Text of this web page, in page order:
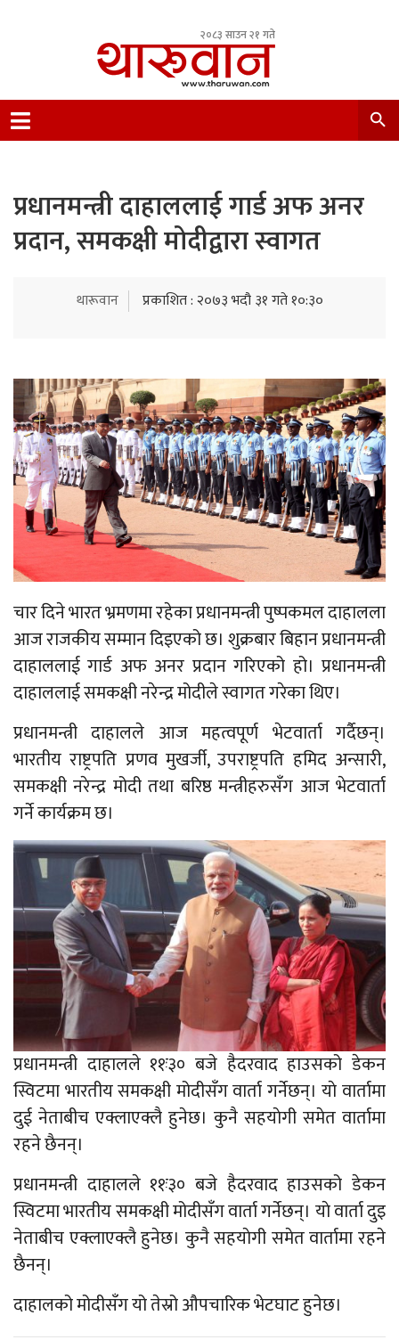
२०८३ साउन २१ गते
Nepal.
प्रधानमन्त्री दाहाललाई गार्ड अफ अनर
प्रदान, समकक्षी मोदीद्वारा स्वागत
थारूवान प्रकाशित : २०७३ भदौ ३१ गते १०:३०
चार दिने भारत भ्रमणमा रहेका प्रधानमन्त्री पुष्पकमल दाहालला
आज राजकीय सम्मान दिइएको छ। शुक्रबार बिहान प्रधानमन्त्री
दाहाललाई गार्ड अफ अनर प्रदान गरिएको हो। प्रधानमन्त्री
दाहाललाई समकक्षी नरेन्द्र मोदीले स्वागत गरेका थिए।
प्रधानमन्त्री दाहालले आज महत्वपूर्ण भेटवार्ता गर्दैछन्।
भारतीय राष्ट्रपति प्रणव मुखर्जी, उपराष्ट्रपति हमिद अन्सारी,
समकक्षी नरेन्द्र मोदी तथा बरिष्ठ मन्त्रीहरुसँग आज भेटवार्ता
गर्ने कार्यक्रम छ।
प्रधानमन्त्री दाहालले ११ः३० बजे हैदरवाद हाउसको डेकन
स्विटमा भारतीय समकक्षी मोदीसँग वार्ता गर्नेछन्। याे वार्तामा
दुई नेताबीच एक्लाएक्लै हुनेछ। कुनै सहयाेगी समेत वार्तामा
रहने छैनन्।
प्रधानमन्त्री दाहालले ११ः३० बजे हैदरवाद हाउसको डेकन
स्विटमा भारतीय समकक्षी मोदीसँग वार्ता गर्नेछन्। याे वार्ता दुइ
नेताबीच एक्लाएक्लै हुनेछ। कुनै सहयाेगी समेत वार्तामा रहने
छैनन्।
दाहालको मोदीसँग यो तेस्रो औपचारिक भेटघाट हुनेछ।